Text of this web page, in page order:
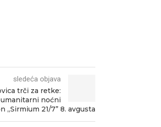
sledeća objava
trči za retke:
noćni
„Sirmium 21/7” 8. avgusta